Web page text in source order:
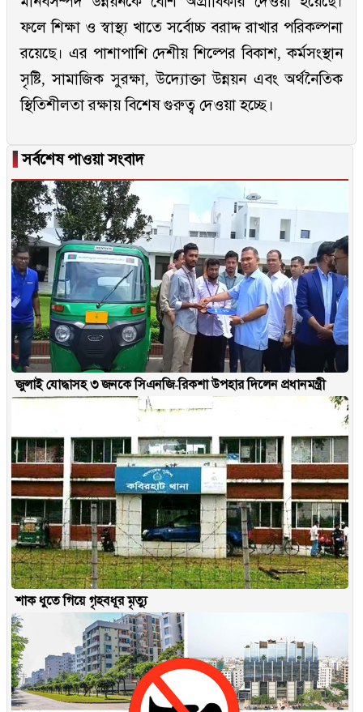
ফলে শিক্ষা ও স্বাস্থ্য খাতে সর্বোচ্চ বরাদ্দ রাখার পরিকল্পনা
রয়েছে। এর পাশাপাশি দেশীয় শিল্পের বিকাশ, কর্মসংস্থান
সৃষ্টি, সামাজিক সুরক্ষা, উদ্যোক্তা উন্নয়ন এবং অর্থনৈতিক
স্থিতিশীলতা রক্ষায় বিশেষ গুরুত্ব দেওয়া হচ্ছে।
▐সর্বশেষ পাওয়া সংবাদ
জুলাই যোদ্ধাসহ ৩ জনকে সিএনজি-রিকশা উপহার দিলেন প্রধানমন্ত্রী
শাক ধুতে গিয়ে গৃহবধূর মৃত্যু